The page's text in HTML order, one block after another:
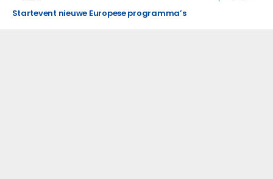
Startevent nieuwe Europese programma’s